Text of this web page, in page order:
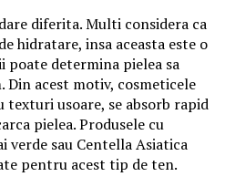
diferita. Multi considera ca
hidratare, insa aceasta este o
poate determina pielea sa
Din acest motiv, cosmeticele
texturi usoare, se absorb rapid
pielea. Produsele cu
verde sau Centella Asiatica
pentru acest tip de ten.